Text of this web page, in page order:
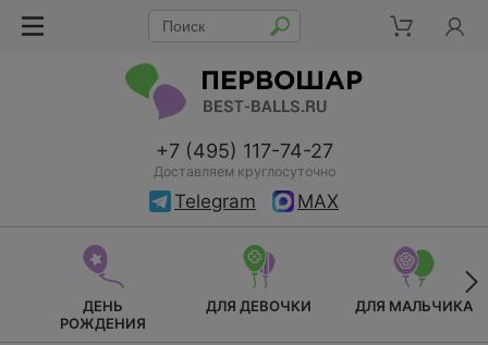
+7 (495) 117-74-27
Доставляем круглосуточно
Telegram MAX
ДЕНЬ
РОЖДЕНИЯ
ДЛЯ ДЕВОЧКИ ДЛЯ МАЛЬЧИКА